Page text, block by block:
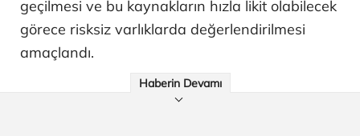
geçilmesi ve bu kaynakların hızla likit olabilecek
görece risksiz varlıklarda değerlendirilmesi
amaçlandı.
Haberin Devamı